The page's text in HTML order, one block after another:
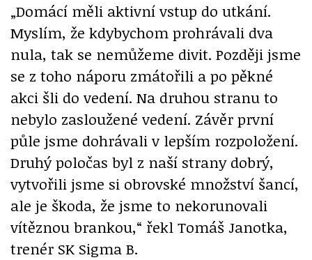
„Domácí měli aktivní vstup do utkání.
Myslím, že kdybychom prohrávali dva
nula, tak se nemůžeme divit. Později jsme
se z toho náporu zmátořili a po pěkné
akci šli do vedení. Na druhou stranu to
nebylo zasloužené vedení. Závěr první
půle jsme dohrávali v lepším rozpoložení.
Druhý poločas byl z naší strany dobrý,
vytvořili jsme si obrovské množství šancí,
ale je škoda, že jsme to nekorunovali
vítěznou brankou,“ řekl Tomáš Janotka,
trenér SK Sigma B.